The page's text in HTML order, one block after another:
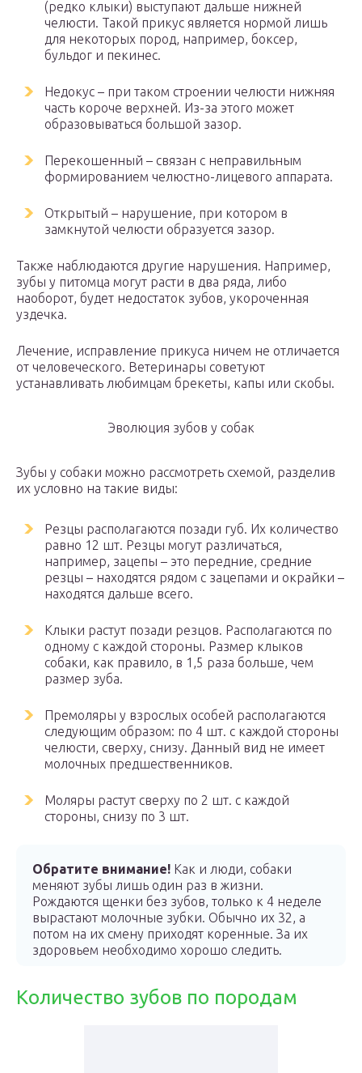
(редко клыки) выступают дальше нижней
челюсти. Такой прикус является нормой лишь
для некоторых пород, например, боксер,
бульдог и пекинес.
Недокус – при таком строении челюсти нижняя
часть короче верхней. Из-за этого может
образовываться большой зазор.
Перекошенный – связан с неправильным
формированием челюстно-лицевого аппарата.
Открытый – нарушение, при котором в
замкнутой челюсти образуется зазор.
Также наблюдаются другие нарушения. Например,
зубы у питомца могут расти в два ряда, либо
наоборот, будет недостаток зубов, укороченная
уздечка.
Лечение, исправление прикуса ничем не отличается
от человеческого. Ветеринары советуют
устанавливать любимцам брекеты, капы или скобы.
Эволюция зубов у собак
Зубы у собаки можно рассмотреть схемой, разделив
их условно на такие виды:
Резцы располагаются позади губ. Их количество
равно 12 шт. Резцы могут различаться,
например, зацепы – это передние, средние
резцы – находятся рядом с зацепами и окрайки –
находятся дальше всего.
Клыки растут позади резцов. Располагаются по
одному с каждой стороны. Размер клыков
собаки, как правило, в 1,5 раза больше, чем
размер зуба.
Премоляры у взрослых особей располагаются
следующим образом: по 4 шт. с каждой стороны
челюсти, сверху, снизу. Данный вид не имеет
молочных предшественников.
Моляры растут сверху по 2 шт. с каждой
стороны, снизу по 3 шт.
Обратите внимание! Как и люди, собаки
меняют зубы лишь один раз в жизни.
Рождаются щенки без зубов, только к 4 неделе
вырастают молочные зубки. Обычно их 32, а
потом на их смену приходят коренные. За их
здоровьем необходимо хорошо следить.
Количество зубов по породам